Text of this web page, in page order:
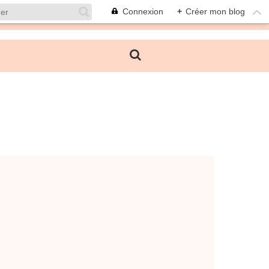
Connexion + Créer mon blog